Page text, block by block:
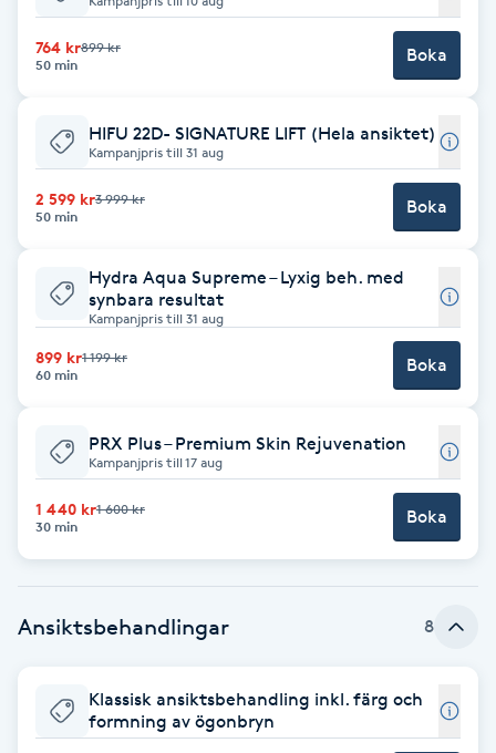
Babylights
Balayage
Bambumassage
Barber
Barnklippning
BIAB
Blowout
Bottenfärg
Brynformning
Bröllopsuppsättning
764 kr899 kr
50 min
Boka
HIFU 22D- SIGNATURE LIFT (Hela ansiktet)
Kampanjpris till 31 aug
2 599 kr3 999 kr
50 min
Boka
Hydra Aqua Supreme – Lyxig beh. med
synbara resultat
Kampanjpris till 31 aug
899 kr1 199 kr
60 min
Boka
PRX Plus – Premium Skin Rejuvenation
Kampanjpris till 17 aug
1 440 kr1 600 kr
30 min
Boka
Ansiktsbehandlingar 8
Klassisk ansiktsbehandling inkl. färg och
formning av ögonbryn